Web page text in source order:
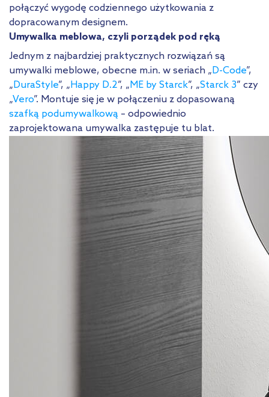
połączyć wygodę codziennego użytkowania z
dopracowanym designem.
Umywalka meblowa, czyli porządek pod ręką
Jednym z najbardziej praktycznych rozwiązań są
umywalki meblowe, obecne m.in. w seriach „D-Code”,
„DuraStyle”, „Happy D.2”, „ME by Starck”, „Starck 3” czy
„Vero”. Montuje się je w połączeniu z dopasowaną
szafką podumywalkową – odpowiednio
zaprojektowana umywalka zastępuje tu blat.